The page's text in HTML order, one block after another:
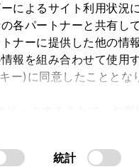
によるサイト利用状況
各パートナーと共有し
ナーに提供した他の情
報を組み合わせて使用
)に同意したこととな
統計
きませんでした。
都道府県をお選びくだ
旭川 釧路
オンライン購入 お気